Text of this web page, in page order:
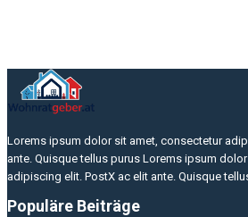
Lorems ipsum dolor sit amet, consectetur
ante. Quisque tellus purus Lorems ipsum
adipiscing elit. PostX ac elit ante. Quisque
Populäre Beiträge